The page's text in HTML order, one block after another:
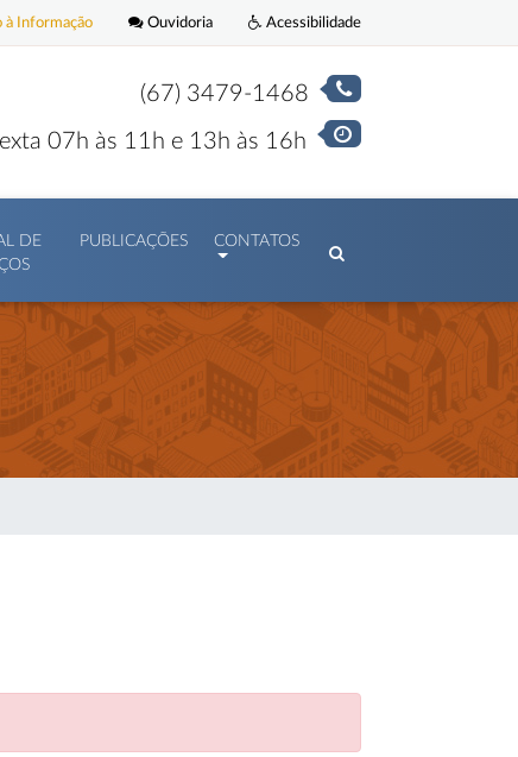
Acessibilidade
Ouvidoria
à Informação
(67) 3479-1468
07h às 11h e 13h às 16h
DE
PUBLICAÇÕES CONTATOS